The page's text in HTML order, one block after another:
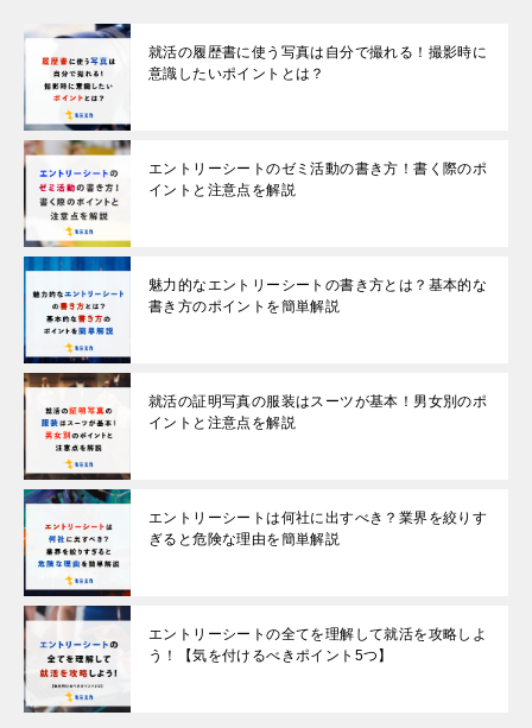
就活の履歴書に使う写真は自分で撮れる！撮影時に
意識したいポイントとは？
エントリーシートのゼミ活動の書き方！書く際のポ
イントと注意点を解説
魅力的なエントリーシートの書き方とは？基本的な
書き方のポイントを簡単解説
就活の証明写真の服装はスーツが基本！男女別のポ
イントと注意点を解説
エントリーシートは何社に出すべき？業界を絞りす
ぎると危険な理由を簡単解説
エントリーシートの全てを理解して就活を攻略しよ
う！【気を付けるべきポイント5つ】